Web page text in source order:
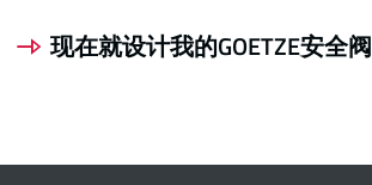
现在就设计我的GOETZE安全阀